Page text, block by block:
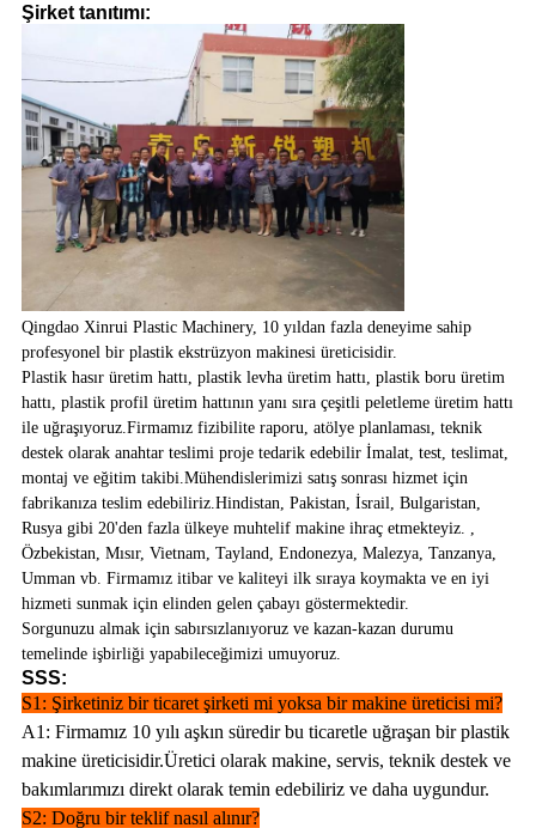
Şirket tanıtımı:
Qingdao Xinrui Plastic Machinery, 10 yıldan fazla deneyime sahip
profesyonel bir plastik ekstrüzyon makinesi üreticisidir.
Plastik hasır üretim hattı, plastik levha üretim hattı, plastik boru üretim
hattı, plastik profil üretim hattının yanı sıra çeşitli peletleme üretim hattı
ile uğraşıyoruz.Firmamız fizibilite raporu, atölye planlaması, teknik
destek olarak anahtar teslimi proje tedarik edebilir İmalat, test, teslimat,
montaj ve eğitim takibi.Mühendislerimizi satış sonrası hizmet için
fabrikanıza teslim edebiliriz.Hindistan, Pakistan, İsrail, Bulgaristan,
Rusya gibi 20'den fazla ülkeye muhtelif makine ihraç etmekteyiz. ,
Özbekistan, Mısır, Vietnam, Tayland, Endonezya, Malezya, Tanzanya,
Umman vb. Firmamız itibar ve kaliteyi ilk sıraya koymakta ve en iyi
hizmeti sunmak için elinden gelen çabayı göstermektedir.
Sorgunuzu almak için sabırsızlanıyoruz ve kazan-kazan durumu
temelinde işbirliği yapabileceğimizi umuyoruz.
SSS:
S1: Şirketiniz bir ticaret şirketi mi yoksa bir makine üreticisi mi?
A1: Firmamız 10 yılı aşkın süredir bu ticaretle uğraşan bir plastik
makine üreticisidir.Üretici olarak makine, servis, teknik destek ve
bakımlarımızı direkt olarak temin edebiliriz ve daha uygundur.
S2: Doğru bir teklif nasıl alınır?